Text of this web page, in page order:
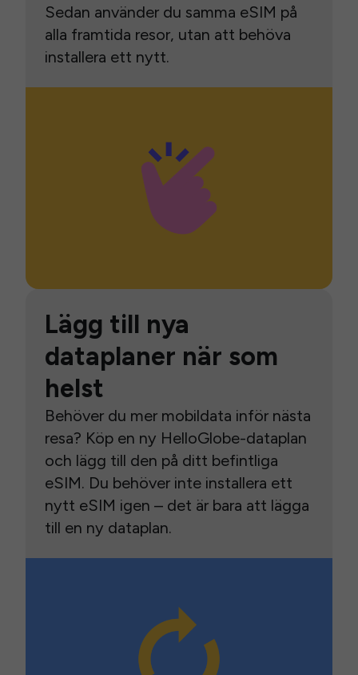
Sedan använder du samma eSIM på
alla framtida resor, utan att behöva
installera ett nytt.
Lägg till nya
dataplaner när som
helst
Behöver du mer mobildata inför nästa
resa? Köp en ny HelloGlobe-dataplan
och lägg till den på ditt befintliga
eSIM. Du behöver inte installera ett
nytt eSIM igen – det är bara att lägga
till en ny dataplan.